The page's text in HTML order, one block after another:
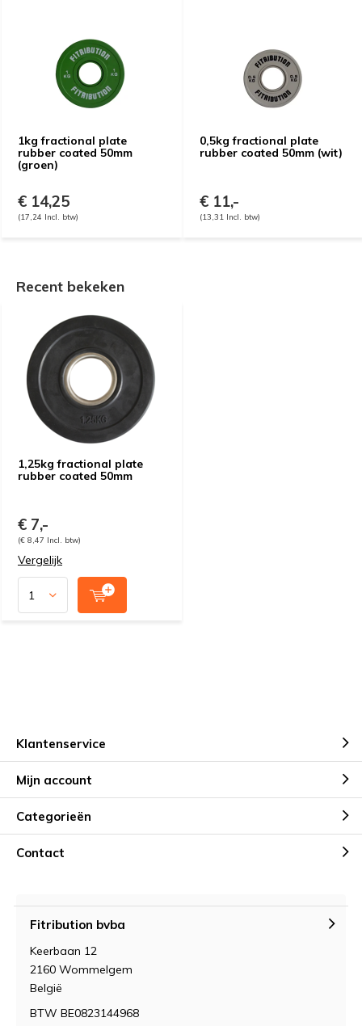
1kg fractional plate
rubber coated 50mm
(groen)
€ 14,25
(17,24 Incl. btw)
0,5kg fractional plate
rubber coated 50mm (wit)
€ 11,-
(13,31 Incl. btw)
Recent bekeken
1,25kg fractional plate
rubber coated 50mm
€ 7,-
(€ 8,47 Incl. btw)
Vergelijk
Klantenservice
Mijn account
Categorieën
Contact
Fitribution bvba
Keerbaan 12
2160 Wommelgem
België
BTW BE0823144968